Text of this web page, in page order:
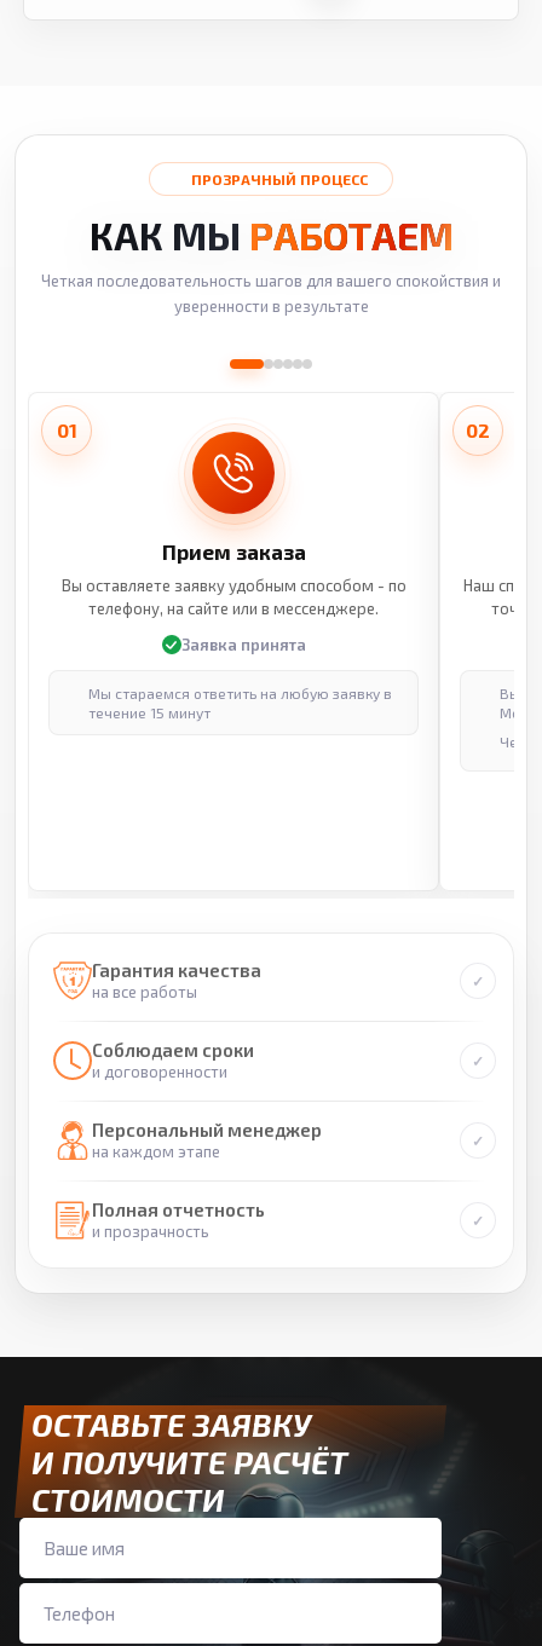
ПРОЗРАЧНЫЙ ПРОЦЕСС
КАК МЫ РАБОТАЕМ
Четкая последовательность шагов для вашего спокойствия и
уверенности в результате
01
Прием заказа
Вы оставляете заявку удобным способом - по
телефону, на сайте или в мессенджере.
Заявка принята
Мы стараемся ответить на любую заявку в
течение 15 минут
02
Наш
Гарантия качества
на все работы
Соблюдаем сроки
и договоренности
Персональный менеджер
на каждом этапе
Полная отчетность
и прозрачность
ОСТАВЬТЕ ЗАЯВКУ
И ПОЛУЧИТЕ РАСЧЁТ
СТОИМОСТИ